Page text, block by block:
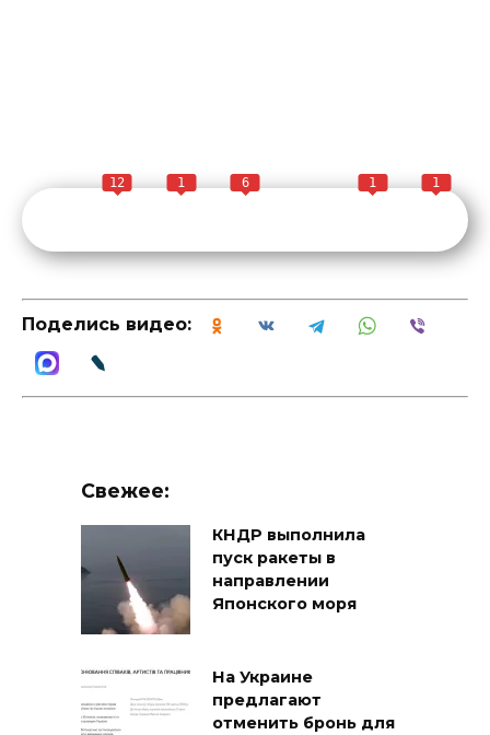
12 1 6 1 1
Поделись видео:
Свежее:
КНДР выполнила
пуск ракеты в
направлении
Японского моря
На Украине
предлагают
отменить бронь для